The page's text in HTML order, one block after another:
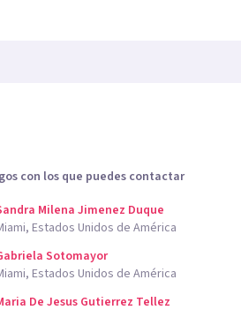
con los que puedes contactar
Milena Jimenez Duque
Estados Unidos de América
Sotomayor
Estados Unidos de América
De Jesus Gutierrez Tellez